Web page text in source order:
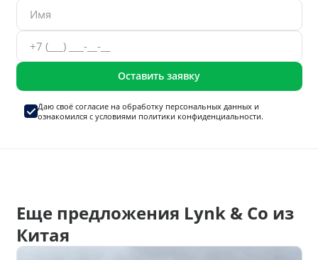
Оставить заявку
Даю своё согласие на обработку персональных данныхи
ознакомился с условиями политики конфиденциальности.
Еще предложения Lynk & Co из
Китая